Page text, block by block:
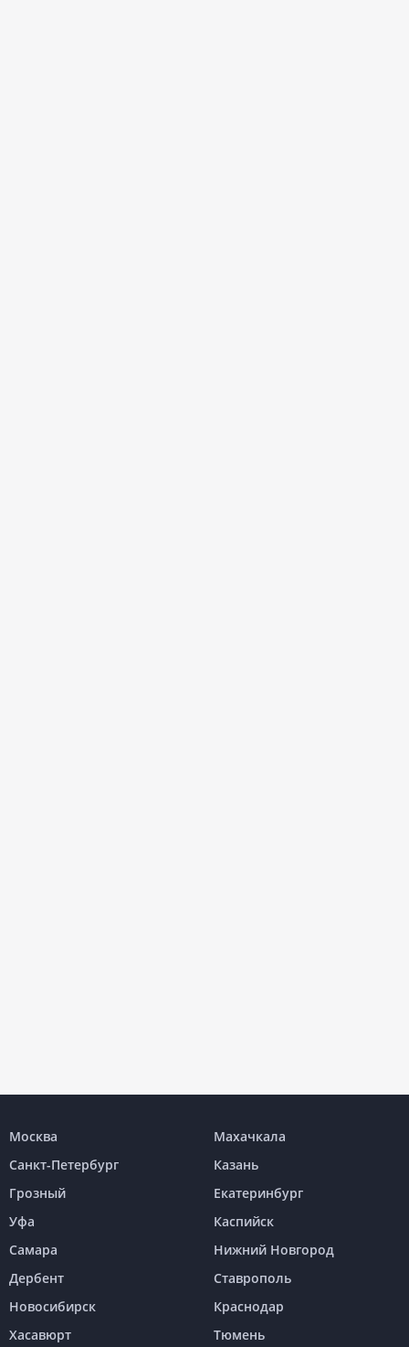
Москва
Махачкала
Санкт-Петербург
Казань
Грозный
Екатеринбург
Уфа
Каспийск
Самара
Нижний Новгород
Дербент
Ставрополь
Новосибирск
Краснодар
Хасавюрт
Тюмень